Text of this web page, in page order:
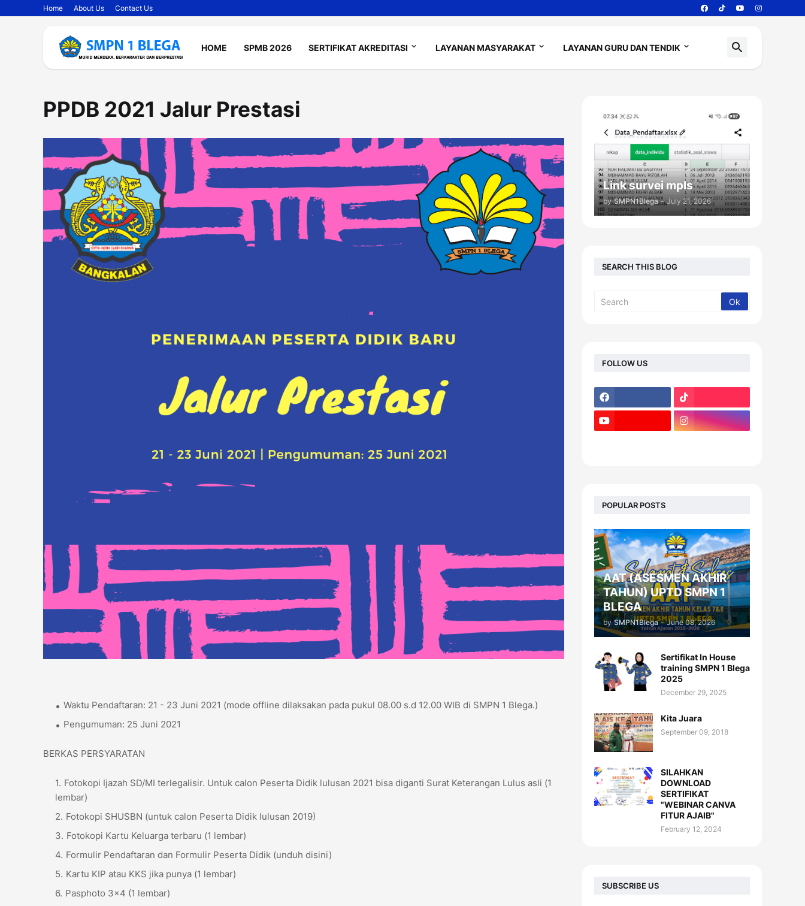
Home About Us Contact Us
HOME SPMB 2026 SERTIFIKAT AKREDITASI LAYANAN MASYARAKAT LAYANAN GURU DAN TENDIK
PPDB 2021 Jalur Prestasi
Waktu Pendaftaran: 21 - 23 Juni 2021 (mode offline dilaksakan pada pukul 08.00 s.d 12.00 WIB di SMPN 1 Blega.)
Pengumuman: 25 Juni 2021
BERKAS PERSYARATAN
Fotokopi Ijazah SD/MI terlegalisir. Untuk calon Peserta Didik lulusan 2021 bisa diganti Surat Keterangan Lulus asli (1
lembar)
Fotokopi SHUSBN (untuk calon Peserta Didik lulusan 2019)
Fotokopi Kartu Keluarga terbaru (1 lembar)
Formulir Pendaftaran dan Formulir Peserta Didik (unduh disini)
Kartu KIP atau KKS jika punya (1 lembar)
Pasphoto 3x4 (1 lembar)
Link survei mpls
by SMPN1Blega - July 21, 2026
SEARCH THIS BLOG
FOLLOW US
POPULAR POSTS
AAT (ASESMEN AKHIR
TAHUN) UPTD SMPN 1
BLEGA
by SMPN1Blega - June 08, 2026
Sertifikat In House
training SMPN 1 Blega
2025
December 29, 2025
Kita Juara
September 09, 2018
SILAHKAN
DOWNLOAD
SERTIFIKAT
"WEBINAR CANVA
FITUR AJAIB"
February 12, 2024
SUBSCRIBE US